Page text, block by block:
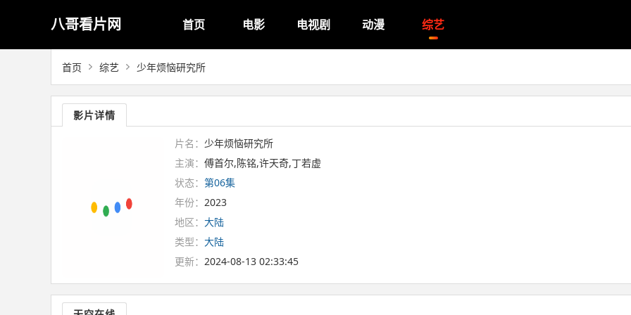
八哥看片网 首页 电影 电视剧 动漫 综艺
首页 综艺 少年烦恼研究所
影片详情
片名： 少年烦恼研究所
主演： 傅首尔,陈铭,许天奇,丁若虚
状态： 第06集
年份： 2023
地区： 大陆
类型： 大陆
更新： 2024-08-13 02:33:45